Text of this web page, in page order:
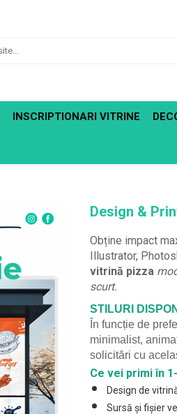
INSCRIPTIONARI VITRINE
Design &
Obține impact
Illustrator,
vitrină pizza
scurt.
STILURI
În funcție de
minimalist,
solicitări cu
Ce vei primi în
Design de
Sursă și fișier